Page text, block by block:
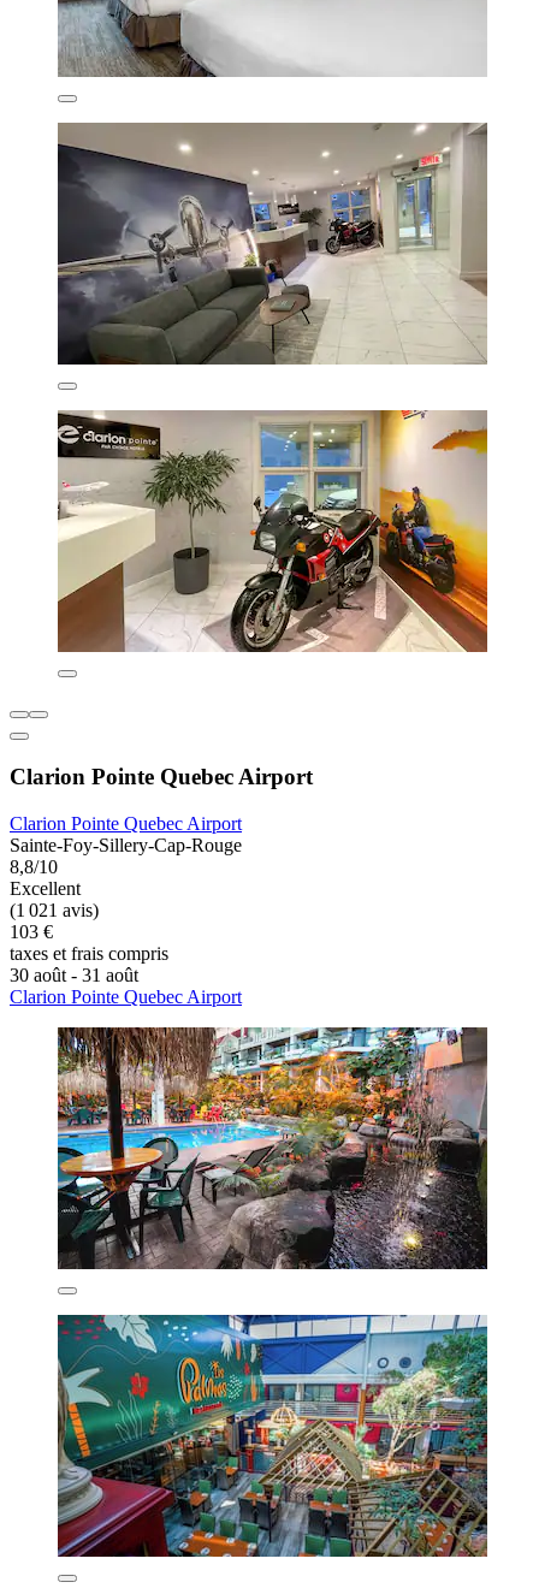
Clarion Pointe Quebec Airport
Clarion Pointe Quebec Airport
Sainte-Foy-Sillery-Cap-Rouge
8,8/10
Excellent
(1 021 avis)
103 €
taxes et frais compris
30 août - 31 août
Clarion Pointe Quebec Airport